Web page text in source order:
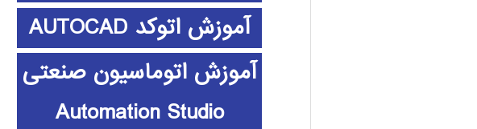
آموزش اتوکد AUTOCAD
آموزش اتوماسیون صنعتی
Automation Studio